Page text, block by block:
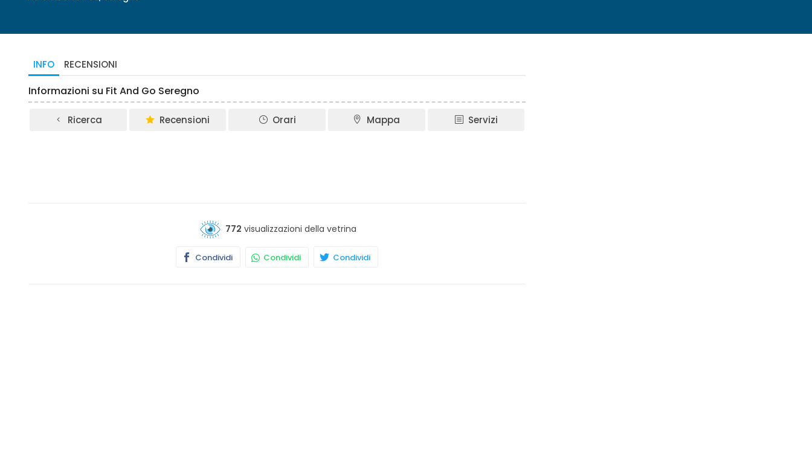
INFO RECENSIONI
Informazioni su Fit And Go Seregno
Ricerca Recensioni Orari Mappa Servizi
772 visualizzazioni della vetrina
Condividi Condividi Condividi